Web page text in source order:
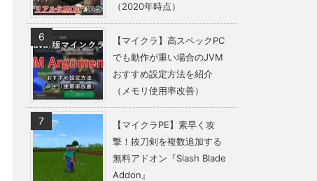
（2020年時点）
【マイクラ】高スペックPC
でも動作が重い場合のJVM
おすすめ設定方法を紹介
（メモリ使用率改善）
【マイクラPE】素早く攻
撃！抜刀剣を複数追加する
無料アドオン『Slash Blade
Addon』